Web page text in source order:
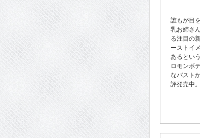
誰もが目
乳お姉さ
る注目の
ーストイ
あるとい
ロモンボ
なバスト
評発売中